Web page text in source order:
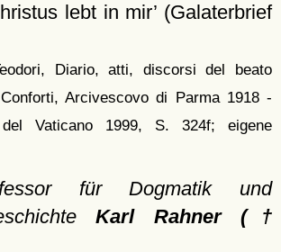
lebt in mir (Galaterbrief
Diario, atti, discorsi del beato
Arcivescovo di Parma 1918 -
Vaticano 1999, S. 324f; eigene
für Dogmatik und
Karl Rahner (†